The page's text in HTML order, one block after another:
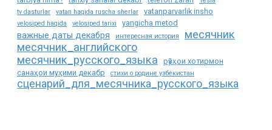
tv dasturlar
vatan haqida ruscha sherlar vatanparvarlik insho
velosiped haqida velosiped tarixi yangicha metod
важные даты декабря интересная история
месячник
месячник_английского
месячник_русского_языка
рӯзҳои хотирмон
санаҳои муҳими декабр
стихи о родине узбекистан
сценарий_для_месячника_русского_языка